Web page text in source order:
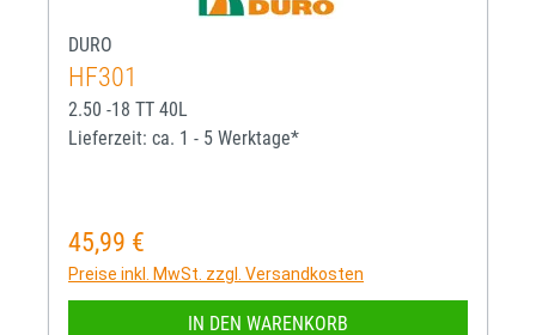
DURO
HF301
2.50 -18 TT 40L
Lieferzeit: ca. 1 - 5 Werktage*
Regulärer Preis:
45,99 €
Preise inkl. MwSt. zzgl. Versandkosten
IN DEN WARENKORB